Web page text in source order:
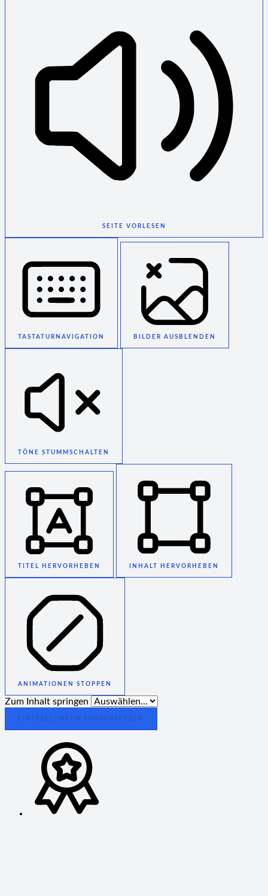
SEITE VORLESEN
TASTATURNAVIGATION BILDER AUSBLENDEN
TÖNE STUMMSCHALTEN
TITEL HERVORHEBEN INHALT HERVORHEBEN
ANIMATIONEN STOPPEN
Zum Inhalt springen